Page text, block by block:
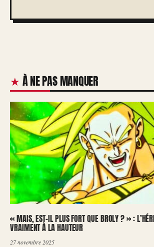
À NE PAS MANQUER
« MAIS, EST-IL PLUS FORT QUE BROLY ? » :
VRAIMENT À LA HAUTEUR
27 novembre 2025